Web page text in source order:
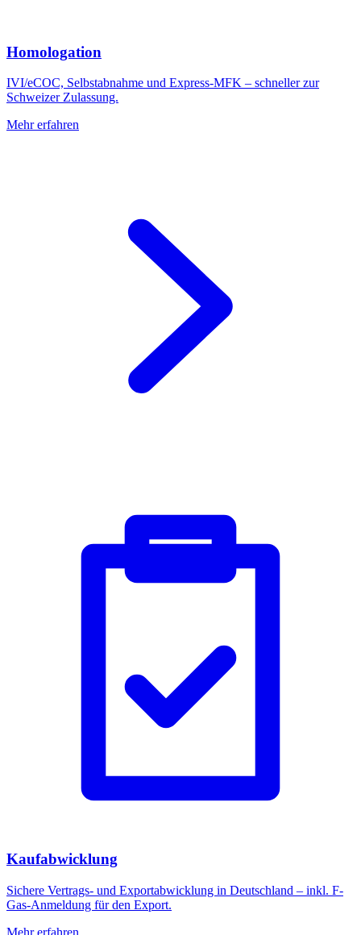
Homologation
IVI/eCOC, Selbstabnahme und Express-MFK – schneller zur
Schweizer Zulassung.
Mehr erfahren
Kaufabwicklung
Sichere Vertrags- und Exportabwicklung in Deutschland – inkl. F-
Gas-Anmeldung für den Export.
Mehr erfahren